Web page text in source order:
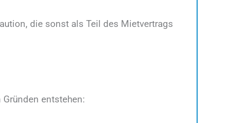
die sonst als Teil des Mietvertrags
entstehen: